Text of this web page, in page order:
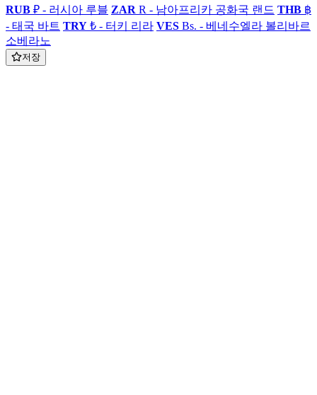
RUB ₽ - 러시아 루블 ZAR R - 남아프리카 공화국 랜드 THB ฿
- 태국 바트 TRY ₺ - 터키 리라 VES Bs. - 베네수엘라 볼리바르
소베라노
저장